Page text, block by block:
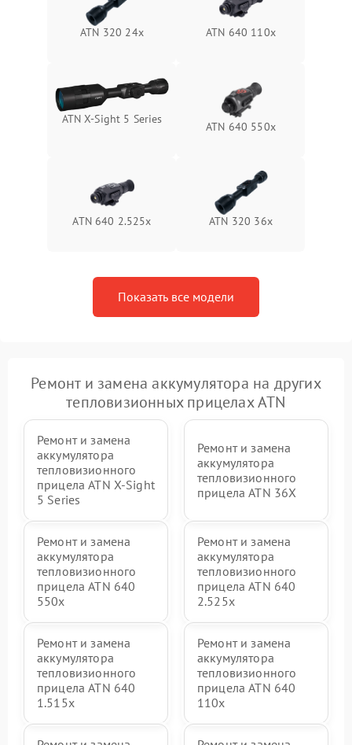
защиты от замыкания
Поломка системы защиты
от перенапряжения
Подробнее →
ATN 320 24x ATN 640 110x
ATN X‑Sight 5 Series
ATN 640 550x
ATN 640 2.525x ATN 320 36x
Показать все модели
Ремонт и замена аккумулятора на других
тепловизионных прицелах ATN
Ремонт и замена
аккумулятора
тепловизионного
прицела ATN X‑Sight
5 Series
Ремонт и замена
аккумулятора
тепловизионного
прицела ATN 36X
Ремонт и замена
аккумулятора
тепловизионного
прицела ATN 640
550x
Ремонт и замена
аккумулятора
тепловизионного
прицела ATN 640
2.525x
Ремонт и замена
аккумулятора
тепловизионного
прицела ATN 640
1.515x
Ремонт и замена
аккумулятора
тепловизионного
прицела ATN 640
110x